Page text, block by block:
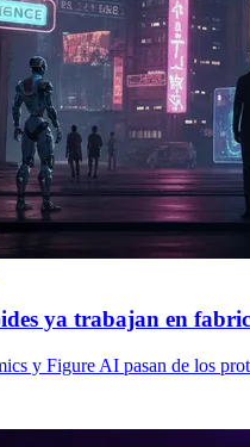
ya trabajan en
y Figure AI pasan de los